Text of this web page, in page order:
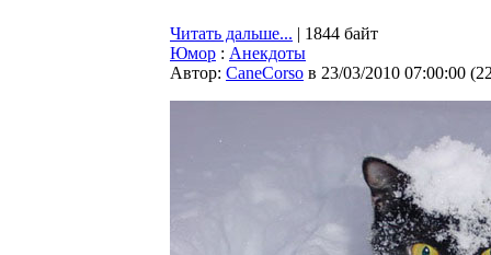
Читать дальше... | 1844 байт
Юмор : Анекдоты
Автор: CaneCorso в 23/03/2010 07:00:00 (